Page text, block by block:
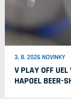
3. 8. 2026 NOVINKY
V PLAY OFF
HAPOEL BEER-